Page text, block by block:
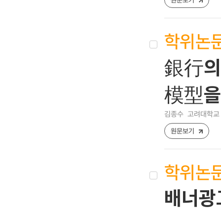
학위논
銀行
模型
김종수 고려대학
원문보기
학위논
배너